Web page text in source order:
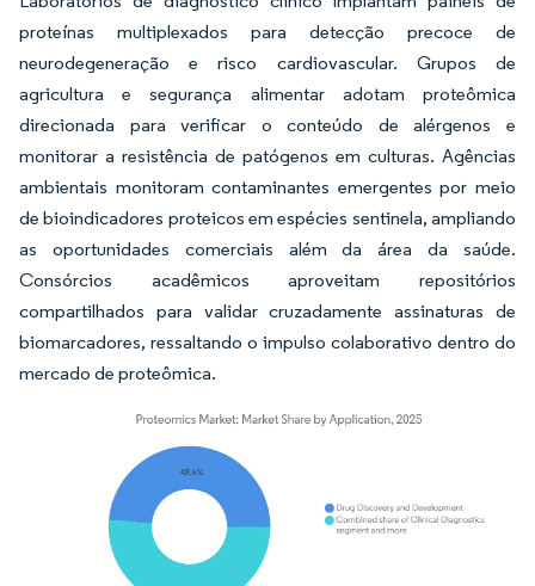
proteínas multiplexados para detecção precoce de
neurodegeneração e risco cardiovascular. Grupos de
agricultura e segurança alimentar adotam proteômica
direcionada para verificar o conteúdo de alérgenos e
monitorar a resistência de patógenos em culturas. Agências
ambientais monitoram contaminantes emergentes por meio
de bioindicadores proteicos em espécies sentinela, ampliando
as oportunidades comerciais além da área da saúde.
Consórcios acadêmicos aproveitam repositórios
compartilhados para validar cruzadamente assinaturas de
biomarcadores, ressaltando o impulso colaborativo dentro do
mercado de proteômica.